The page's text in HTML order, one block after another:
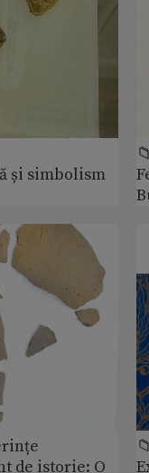
și simbolism
de istorie: O